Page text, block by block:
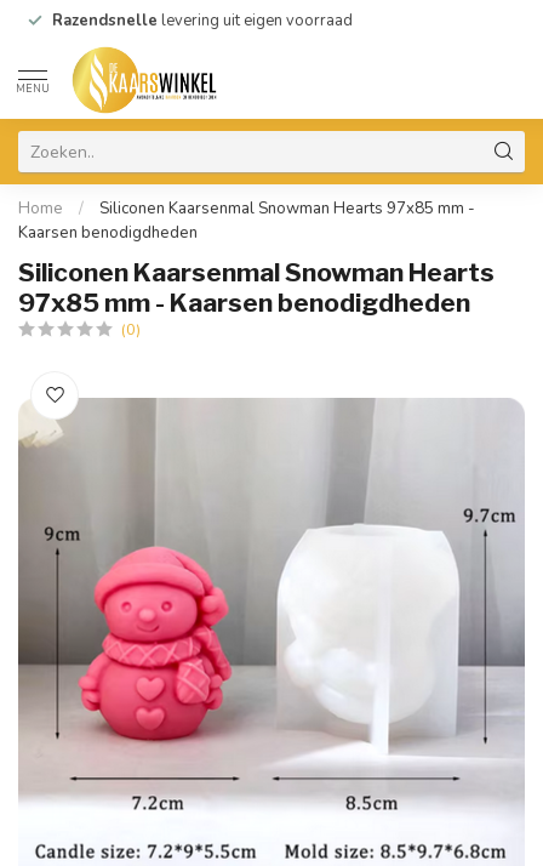
Razendsnelle levering uit eigen voorraad
MENU
Home /
Siliconen Kaarsenmal Snowman Hearts 97x85 mm -
Kaarsen benodigdheden
Siliconen Kaarsenmal Snowman Hearts
97x85 mm - Kaarsen benodigdheden
(0)